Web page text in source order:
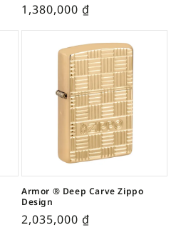
1,380,000 ₫
Armor ® Deep Carve Zippo
Design
2,035,000 ₫